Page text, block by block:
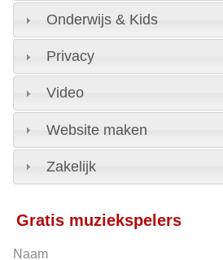
Onderwijs & Kids
Privacy
Video
Website maken
Zakelijk
Gratis muziekspelers
Naam